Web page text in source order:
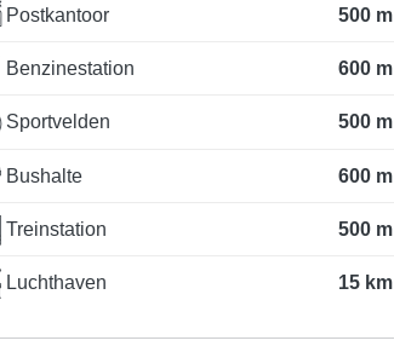
Postkantoor 500 m
Benzinestation 600 m
Sportvelden 500 m
Bushalte 600 m
Treinstation 500 m
Luchthaven 15 km